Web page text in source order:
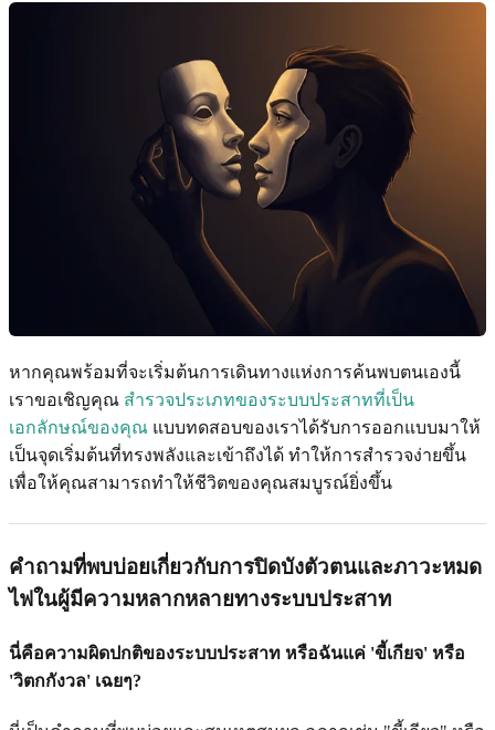
หากคุณพร้อมที่จะเริ่มต้นการเดินทางแห่งการค้นพบตนเองนี้
เราขอเชิญคุณ สำรวจประเภทของระบบประสาทที่เป็น
เอกลักษณ์ของคุณ แบบทดสอบของเราได้รับการออกแบบมาให้
เป็นจุดเริ่มต้นที่ทรงพลังและเข้าถึงได้ ทำให้การสำรวจง่ายขึ้น
เพื่อให้คุณสามารถทำให้ชีวิตของคุณสมบูรณ์ยิ่งขึ้น
คำถามที่พบบ่อยเกี่ยวกับการปิดบังตัวตนและภาวะหมด
ไฟในผู้มีความหลากหลายทางระบบประสาท
นี่คือความผิดปกติของระบบประสาท หรือฉันแค่ 'ขี้เกียจ' หรือ
'วิตกกังวล' เฉยๆ?